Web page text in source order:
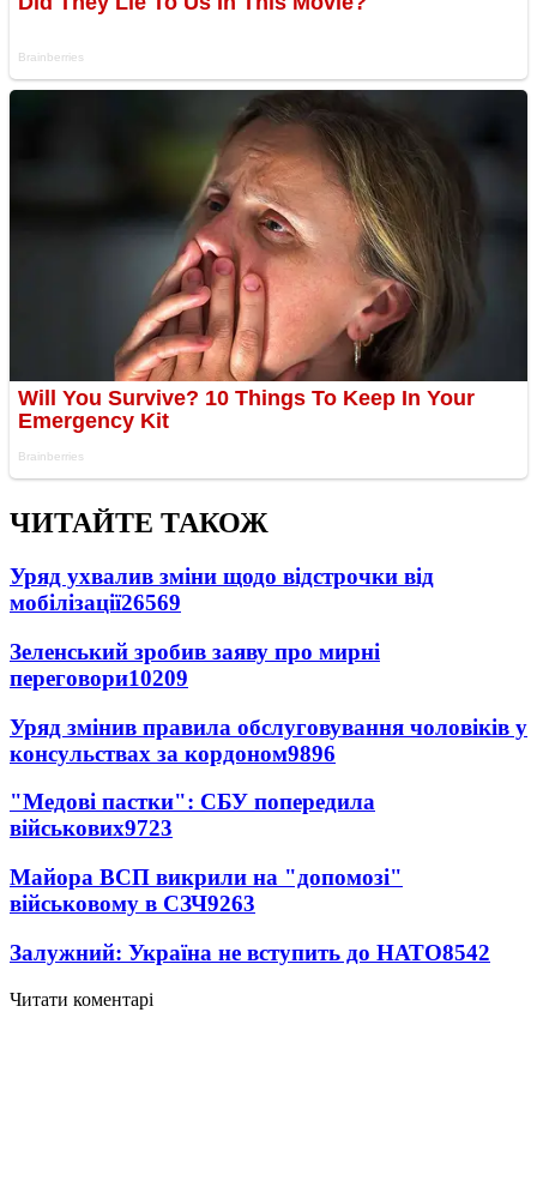
ЧИТАЙТЕ ТАКОЖ
Уряд ухвалив зміни щодо відстрочки від
мобілізації26569
Зеленський зробив заяву про мирні
переговори10209
Уряд змінив правила обслуговування чоловіків у
консульствах за кордоном9896
"Медові пастки": СБУ попередила
військових9723
Майора ВСП викрили на "допомозі"
військовому в СЗЧ9263
Залужний: Україна не вступить до НАТО8542
Читати коментарі